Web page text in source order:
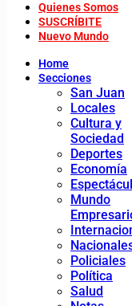
Quienes Somos
SUSCRÍBITE
Nuevo Mundo
Home
Secciones
San Juan
Locales
Cultura y
Sociedad
Deportes
Economía
Mundo
Policiales
Política
Salud